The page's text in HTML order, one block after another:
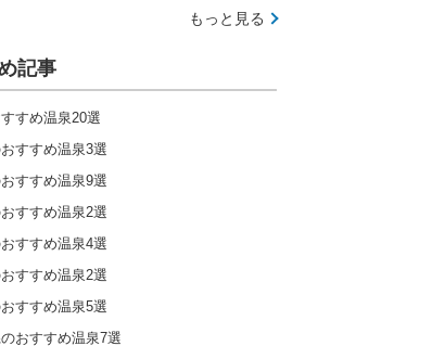
ャンプ場ランキングを見る
キャンプ場ランキングをもっと見る
もっと見る
記事
すめ温泉20選
すすめ温泉3選
すすめ温泉9選
すすめ温泉2選
すすめ温泉4選
すすめ温泉2選
すすめ温泉5選
おすすめ温泉7選